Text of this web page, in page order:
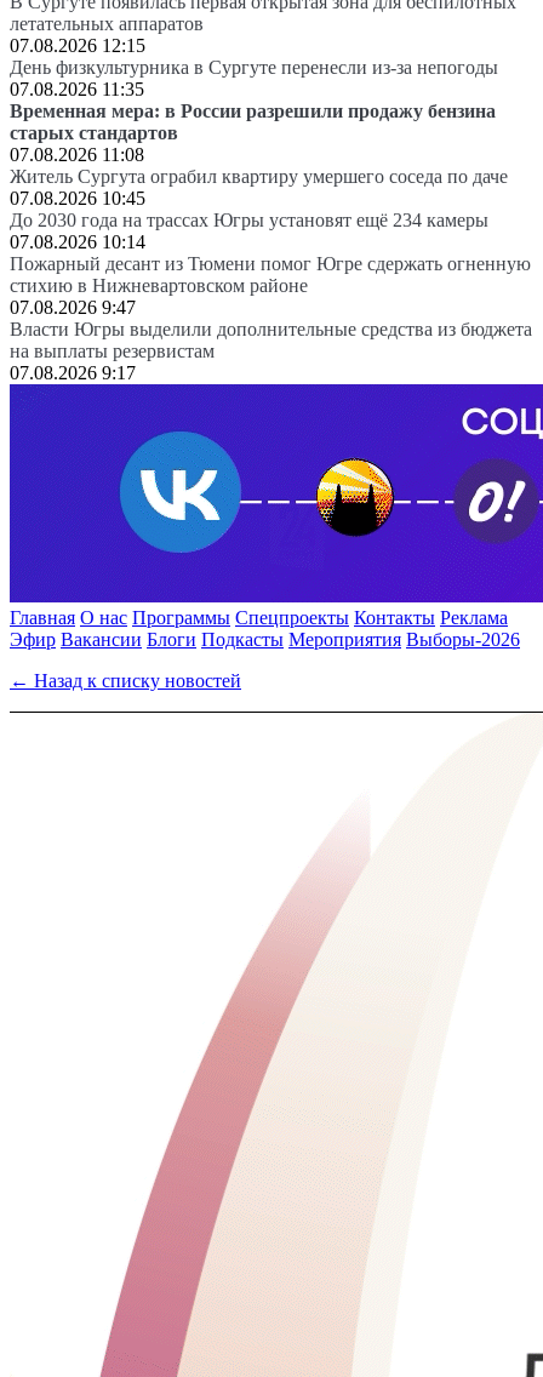
летательных аппаратов
07.08.2026 12:15
День физкультурника в Сургуте перенесли из-за непогоды
07.08.2026 11:35
Временная мера: в России разрешили продажу бензина
старых стандартов
07.08.2026 11:08
Житель Сургута ограбил квартиру умершего соседа по даче
07.08.2026 10:45
До 2030 года на трассах Югры установят ещё 234 камеры
07.08.2026 10:14
Пожарный десант из Тюмени помог Югре сдержать огненную
стихию в Нижневартовском районе
07.08.2026 9:47
Власти Югры выделили дополнительные средства из бюджета
на выплаты резервистам
07.08.2026 9:17
Главная О нас Программы Спецпроекты Контакты Реклама
Эфир Вакансии Блоги Подкасты Мероприятия Выборы-2026
← Назад к списку новостей